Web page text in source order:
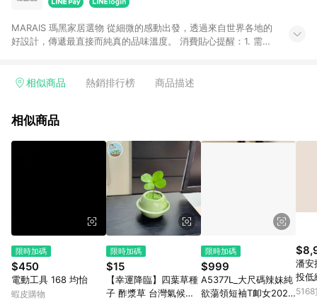
MARAIS 瑪黑家居選物 從細微的感動出發，透過來自世界各地的
好設計，傳遞最直接而純真的品味溫度。 消費貼心提醒：1. 需透
APP下單，將不符合贈點資格。 3. 點數將於出貨後60天前後發
相似商品 熱銷排行榜 商品描述
相似商品
限時加碼
$450
電動工具 168 均怡
蝦皮購物
限時加碼
$15
【幸運降臨】四葉草種
子 酢漿草 台灣氣候四
限時加碼
$999
A5377L_大尺碼辣妹純
欲蕩領短袖T卹女2026
潘安
投低
美宅